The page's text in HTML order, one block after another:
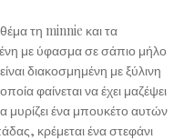
τη minnie και τα
με ύφασμα σε σάπιο μήλο
διακοσμημένη με ξύλινη
φαίνεται να έχει μαζέψει
μυρίζει ένα μπουκέτο αυτών
κρέμεται ένα στεφάνι